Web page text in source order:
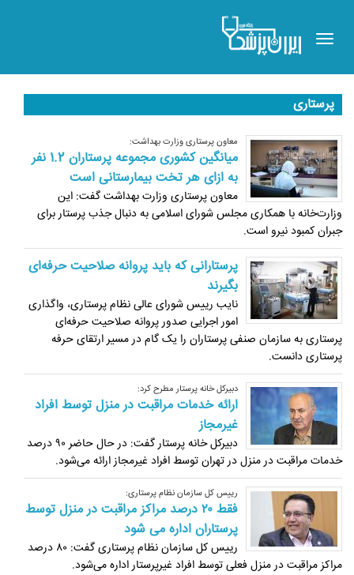
Toggle
navigation
پرستاری
معاون پرستاری وزارت بهداشت:
میانگین کشوری مجموعه پرستاران 1.2 نفر
به ازای هر تخت بیمارستانی است
معاون پرستاری وزارت بهداشت گفت: این
وزارت‌خانه با همکاری مجلس شورای اسلامی به دنبال جذب پرستار برای
جبران کمبود نیرو است.
پرستارانی که باید پروانه صلاحیت حرفه‌ای
بگیرند
نایب رییس شورای عالی نظام پرستاری، واگذاری
امور اجرایی صدور پروانه صلاحیت حرفه‌ای
پرستاری به سازمان صنفی پرستاران را یک گام در مسیر ارتقای حرفه
پرستاری دانست.
دبیرکل خانه پرستار مطرح کرد:
ارائه خدمات مراقبت در منزل توسط افراد
غیرمجاز
دبیرکل خانه پرستار گفت: در حال حاضر ۹۰ درصد
خدمات مراقبت در منزل در تهران توسط افراد غیرمجاز ارائه می‌شود.‏
رییس کل سازمان نظام پرستاری:‏
فقط ۲۰ درصد مراکز مراقبت در منزل توسط
پرستاران اداره می شود
رییس کل سازمان نظام پرستاری گفت: ۸۰ درصد
مراکز مراقبت در منزل فعلی توسط افراد غیرپرستار اداره می‌شود.‏